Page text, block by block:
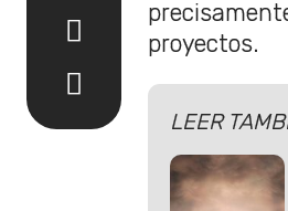
proyectos.
LEER